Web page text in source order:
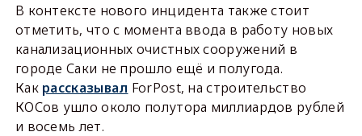
В контексте нового инцидента также стоит
отметить, что с момента ввода в работу новых
канализационных очистных сооружений в
городе Саки не прошло ещё и полугода.
Как рассказывал ForPost, на строительство
КОСов ушло около полутора миллиардов рублей
и восемь лет.